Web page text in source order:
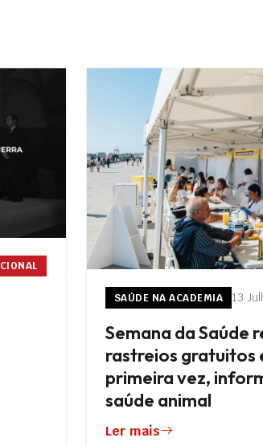
SAÚDE NA ACADEMIA 13
Semana da Saúde
rastreios gratuitos
primeira vez,
saúde animal
Ler mais